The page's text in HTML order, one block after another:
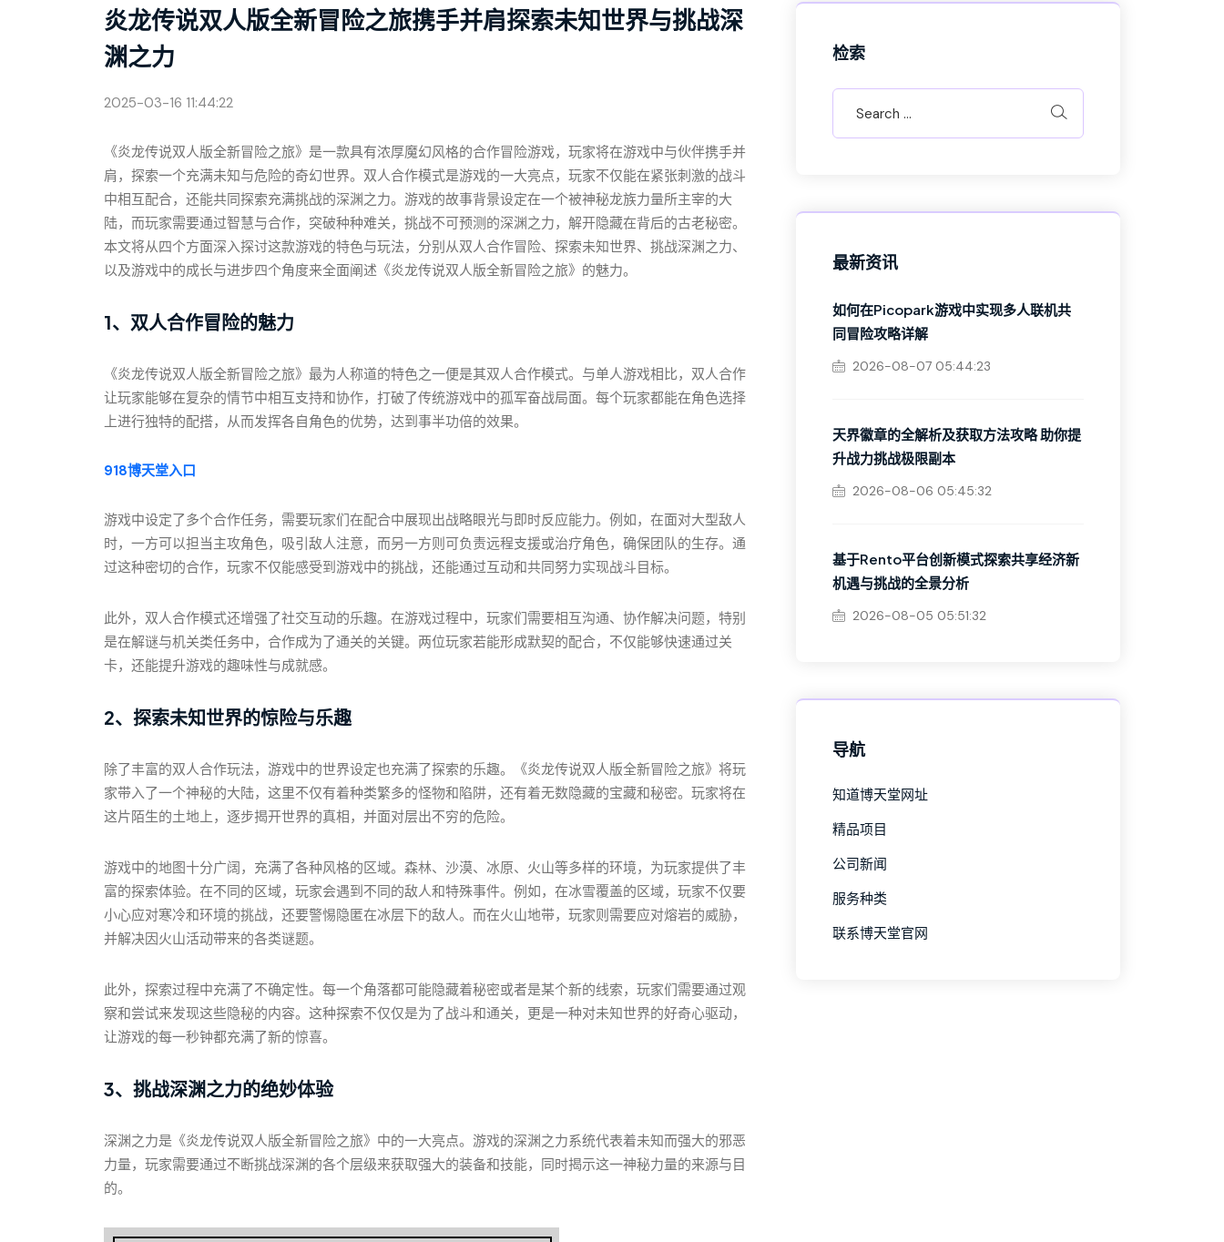
炎龙传说双人版全新冒险之旅携手并肩探索未知世界与挑战深
渊之力
2025-03-16 11:44:22
《炎龙传说双人版全新冒险之旅》是一款具有浓厚魔幻风格的合作冒险游戏，玩家将在游戏中与伙伴携手并
肩，探索一个充满未知与危险的奇幻世界。双人合作模式是游戏的一大亮点，玩家不仅能在紧张刺激的战斗
中相互配合，还能共同探索充满挑战的深渊之力。游戏的故事背景设定在一个被神秘龙族力量所主宰的大
陆，而玩家需要通过智慧与合作，突破种种难关，挑战不可预测的深渊之力，解开隐藏在背后的古老秘密。
本文将从四个方面深入探讨这款游戏的特色与玩法，分别从双人合作冒险、探索未知世界、挑战深渊之力、
以及游戏中的成长与进步四个角度来全面阐述《炎龙传说双人版全新冒险之旅》的魅力。
1、双人合作冒险的魅力
《炎龙传说双人版全新冒险之旅》最为人称道的特色之一便是其双人合作模式。与单人游戏相比，双人合作
让玩家能够在复杂的情节中相互支持和协作，打破了传统游戏中的孤军奋战局面。每个玩家都能在角色选择
上进行独特的配搭，从而发挥各自角色的优势，达到事半功倍的效果。
918博天堂入口
游戏中设定了多个合作任务，需要玩家们在配合中展现出战略眼光与即时反应能力。例如，在面对大型敌人
时，一方可以担当主攻角色，吸引敌人注意，而另一方则可负责远程支援或治疗角色，确保团队的生存。通
过这种密切的合作，玩家不仅能感受到游戏中的挑战，还能通过互动和共同努力实现战斗目标。
此外，双人合作模式还增强了社交互动的乐趣。在游戏过程中，玩家们需要相互沟通、协作解决问题，特别
是在解谜与机关类任务中，合作成为了通关的关键。两位玩家若能形成默契的配合，不仅能够快速通过关
卡，还能提升游戏的趣味性与成就感。
2、探索未知世界的惊险与乐趣
除了丰富的双人合作玩法，游戏中的世界设定也充满了探索的乐趣。《炎龙传说双人版全新冒险之旅》将玩
家带入了一个神秘的大陆，这里不仅有着种类繁多的怪物和陷阱，还有着无数隐藏的宝藏和秘密。玩家将在
这片陌生的土地上，逐步揭开世界的真相，并面对层出不穷的危险。
游戏中的地图十分广阔，充满了各种风格的区域。森林、沙漠、冰原、火山等多样的环境，为玩家提供了丰
富的探索体验。在不同的区域，玩家会遇到不同的敌人和特殊事件。例如，在冰雪覆盖的区域，玩家不仅要
小心应对寒冷和环境的挑战，还要警惕隐匿在冰层下的敌人。而在火山地带，玩家则需要应对熔岩的威胁，
并解决因火山活动带来的各类谜题。
此外，探索过程中充满了不确定性。每一个角落都可能隐藏着秘密或者是某个新的线索，玩家们需要通过观
察和尝试来发现这些隐秘的内容。这种探索不仅仅是为了战斗和通关，更是一种对未知世界的好奇心驱动，
让游戏的每一秒钟都充满了新的惊喜。
3、挑战深渊之力的绝妙体验
深渊之力是《炎龙传说双人版全新冒险之旅》中的一大亮点。游戏的深渊之力系统代表着未知而强大的邪恶
力量，玩家需要通过不断挑战深渊的各个层级来获取强大的装备和技能，同时揭示这一神秘力量的来源与目
的。
检索
最新资讯
如何在Picopark游戏中实现多人联机共
同冒险攻略详解
2026-08-07 05:44:23
天界徽章的全解析及获取方法攻略 助你提
升战力挑战极限副本
2026-08-06 05:45:32
基于Rento平台创新模式探索共享经济新
机遇与挑战的全景分析
2026-08-05 05:51:32
导航
知道博天堂网址
精品项目
公司新闻
服务种类
联系博天堂官网